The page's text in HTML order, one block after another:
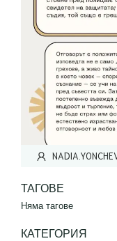
ТАГОВЕ
Няма тагове
КАТЕГОРИЯ